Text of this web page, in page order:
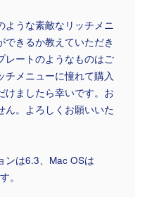
ような素敵なリッチメニ
できるか教えていただき
レートのようなものはご
チメニューに憧れて購入
けましたら幸いです。お
ん。よろしくお願いいた
ンは6.3、Mac OSは
。